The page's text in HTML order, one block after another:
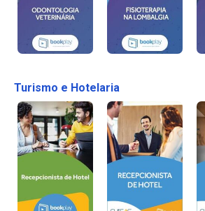
Turismo e Hotelaria